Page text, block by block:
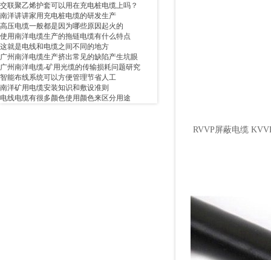
交联聚乙烯护套可以用在充电桩电缆上吗？
南洋讲讲家用充电桩电缆的研发生产
高压电缆一般都是因为哪些原因起火的
使用南洋电缆生产的拖链电缆有什么特点
这就是电线和电缆之间不同的地方
广州南洋电缆生产挤出常见的缺陷产生坑眼
广州南洋电缆-矿用光缆的传输损耗问题研究
智能布线系统可以方便管理节省人工
南洋矿用电缆安装知识和敷设准则
电线电缆有很多颜色使用颜色来区分用途
RVVP屏蔽电缆